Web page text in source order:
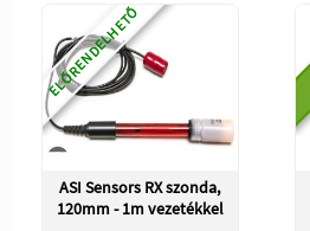
ELŐRENDELHETŐ
ASI Sensors RX szonda,
120mm - 1m vezetékkel